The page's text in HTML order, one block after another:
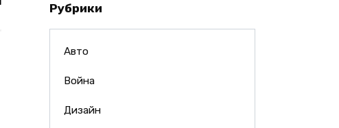
Рубрики
Авто
Война
Дизайн